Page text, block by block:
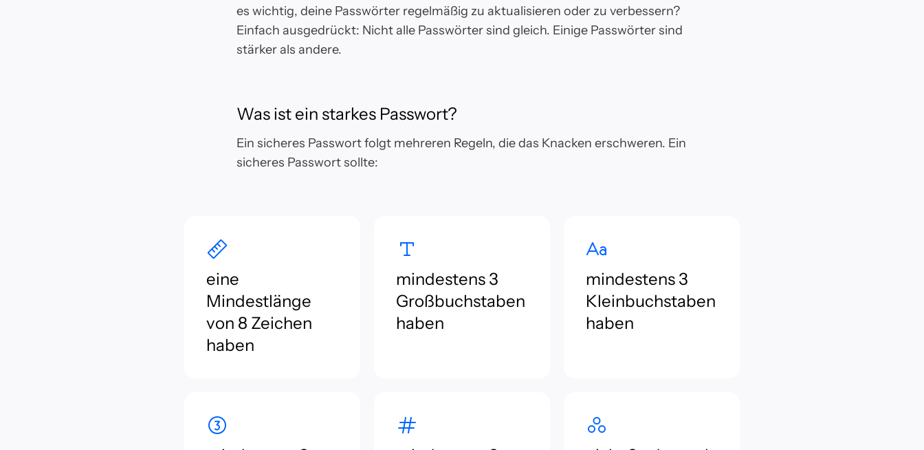
es wichtig, deine Passwörter regelmäßig zu aktualisieren oder zu verbessern?
Einfach ausgedrückt: Nicht alle Passwörter sind gleich. Einige Passwörter sind
stärker als andere.
Was ist ein starkes Passwort?
Ein sicheres Passwort folgt mehreren Regeln, die das Knacken erschweren. Ein
sicheres Passwort sollte:
eine
Mindestlänge
von 8 Zeichen
haben
mindestens 3
Großbuchstaben
haben
mindestens 3
Kleinbuchstaben
haben